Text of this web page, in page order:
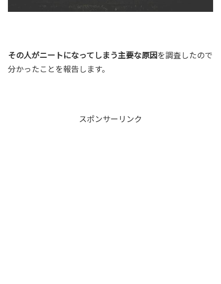
その人がニートになってしまう主要な原因を調査したので
分かったことを報告します。
スポンサーリンク